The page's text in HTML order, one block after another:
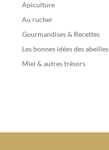
Apiculture
Au rucher
Gourmandises & Recettes
Les bonnes idées des abeilles
Miel & autres trésors